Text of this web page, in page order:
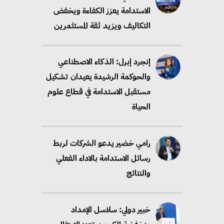
الاستدامة يعزز الكفاءة ويخفض
التكاليف ويزيد ثقة المستثمرين
إنجرد إبرل: الذكاء الاصطناعي
والحوكمة الرشيدة يعيدان تشكيل
مستقبل الاستدامة في قطاع علوم
الحياة
رامي خضير يدعو الشركات لربط
رسائل الاستدامة بالاداء الفعلي
والنتائج
خبير دولي: سلاسل الإمداد